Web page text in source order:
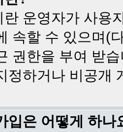
운영자가 사용
속할 수 있으며(
권한을 부여 받
정하거나 비공개
입은 어떻게 하나